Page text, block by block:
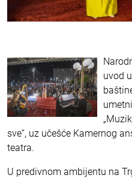
uvod
sve“, uz učešće Kamernog
teatra.
U predivnom ambijentu na